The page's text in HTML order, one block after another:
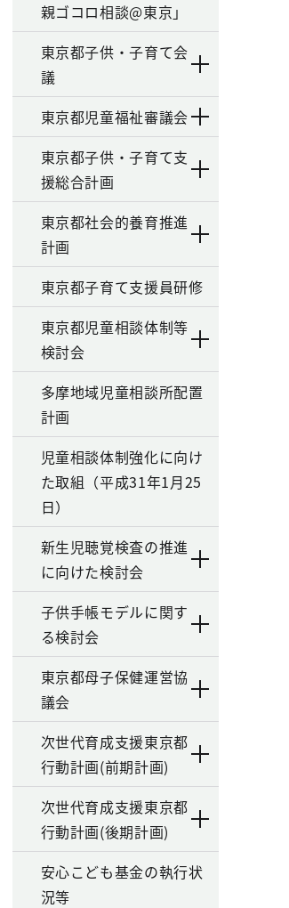
親ゴコロ相談@東京」
東京都子供・子育て会
議
東京都児童福祉審議会
東京都子供・子育て支
援総合計画
東京都社会的養育推進
計画
東京都子育て支援員研修
東京都児童相談体制等
検討会
多摩地域児童相談所配置
計画
児童相談体制強化に向け
た取組（平成31年1月25
日）
新生児聴覚検査の推進
に向けた検討会
子供手帳モデルに関す
る検討会
東京都母子保健運営協
議会
次世代育成支援東京都
行動計画(前期計画)
次世代育成支援東京都
行動計画(後期計画)
安心こども基金の執行状
況等